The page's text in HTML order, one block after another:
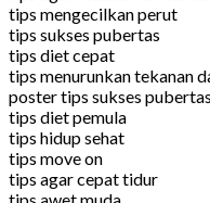
tips mengecilkan perut
tips sukses pubertas
tips diet cepat
tips menurunkan tekanan
poster tips sukses pubertas
tips diet pemula
tips hidup sehat
tips move on
tips agar cepat tidur
tips awet muda